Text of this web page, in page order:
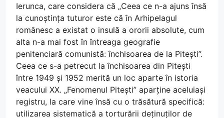
Ierunca, care considera că „Ceea ce n-a ajuns însă
la cunoștința tuturor este că în Arhipelagul
românesc a existat o insulă a ororii absolute, cum
alta n-a mai fost în întreaga geografie
penitenciară comunistă: închisoarea de la Pitești”.
Ceea ce s-a petrecut la închisoarea din Pitești
între 1949 și 1952 merită un loc aparte în istoria
veacului XX. „Fenomenul Pitești” aparține aceluiași
registru, la care vine însă cu o trăsătură specifică:
utilizarea sistematică a torturării deținuților de